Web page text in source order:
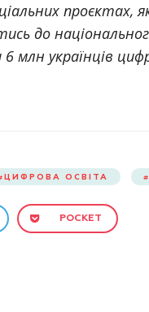
проєктах,
до
українців
ЦИФРОВА ОСВІТА
POCKET